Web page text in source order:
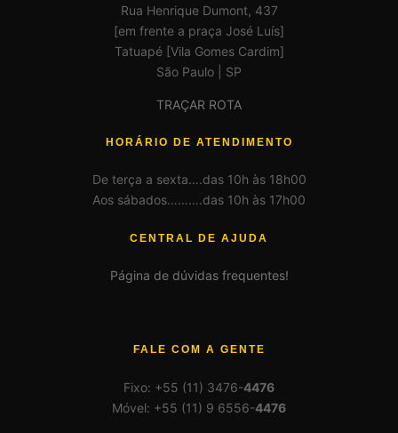
Rua Henrique Dumont, 437
[em frente a praça José Luís]
Tatuapé [Vila Gomes Cardim]
São Paulo | SP
TRAÇAR ROTA
HORÁRIO DE ATENDIMENTO
De terça a sexta….das 10h às 18h00
Aos sábados……….das 10h às 17h00
CENTRAL DE AJUDA
Página de dúvidas frequentes!
FALE COM A GENTE
Fixo: +55 (11) 3476-4476
Móvel: +55 (11) 9 6556-4476